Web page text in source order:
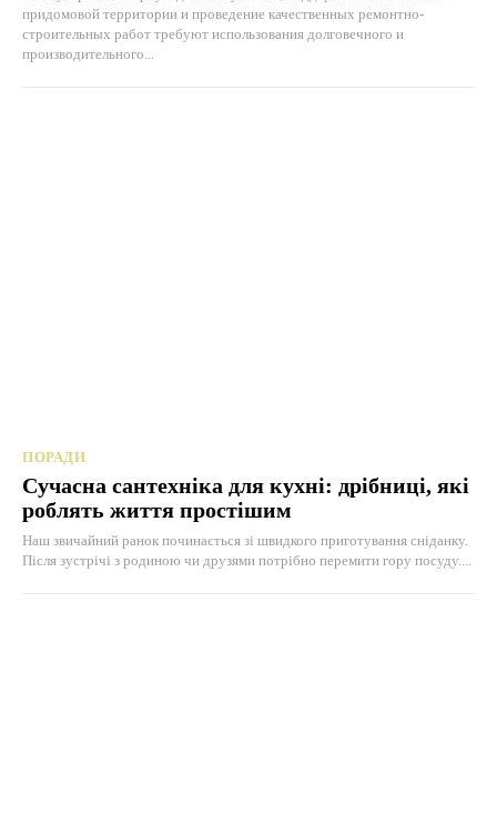
придомовой территории и проведение качественных ремонтно-
строительных работ требуют использования долговечного и
производительного...
ПОРАДИ
Сучасна сантехніка для кухні: дрібниці, які
роблять життя простішим
Наш звичайний ранок починається зі швидкого приготування сніданку.
Після зустрічі з родиною чи друзями потрібно перемити гору посуду....